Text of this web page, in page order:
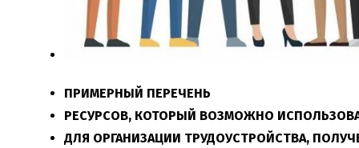
ПРИМЕРНЫЙ ПЕРЕЧЕНЬ
РЕСУРСОВ, КОТОРЫЙ ВОЗМОЖНО
ДЛЯ ОРГАНИЗАЦИИ ТРУДОУСТРОЙСТВА,